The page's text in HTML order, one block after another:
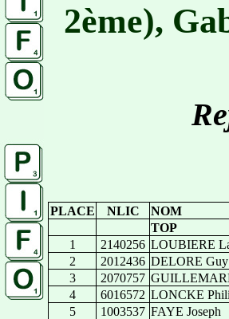
2ème),
PLACE NLIC
NOM
TOP
1
2140256 LOUBIERE
2
2012436 DELORE Guy
3
2070757
4
6016572 LONCKE
5
1003537 FAYE Joseph